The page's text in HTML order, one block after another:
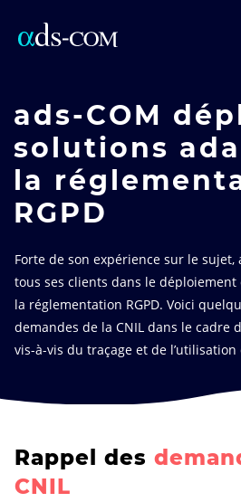
ads-COM
solutions
la
RGPD
Forte de son expérience sur le sujet,
tous ses clients dans le
la réglementation RGPD. Voici
demandes de la CNIL dans le cadre
vis-à-vis du traçage et de l’utilisation
Rappel des
CNIL